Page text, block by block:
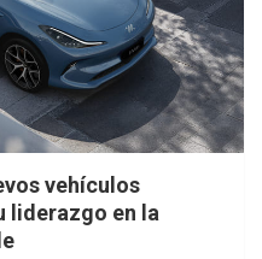
vehículos
liderazgo en la